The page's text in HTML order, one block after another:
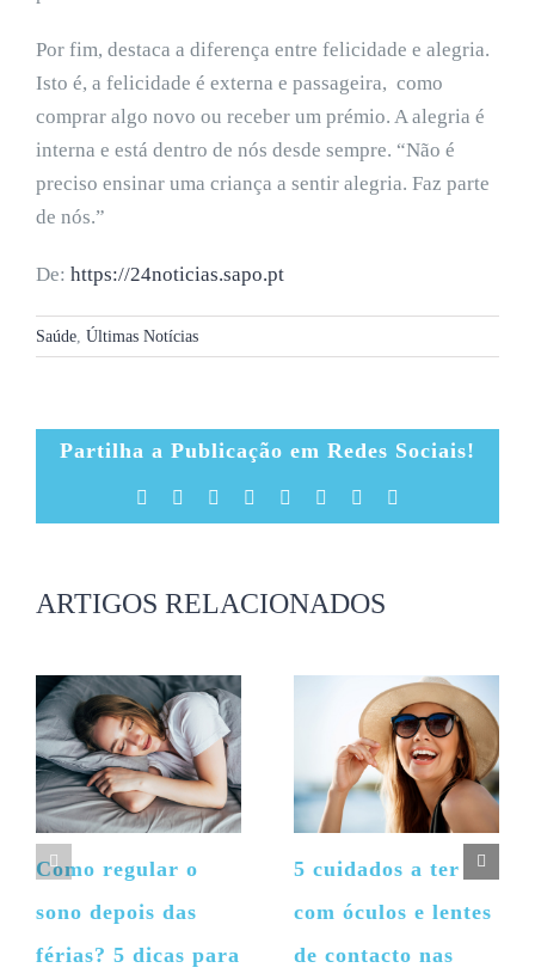
Por fim, destaca a diferença entre felicidade e alegria.
Isto é, a felicidade é externa e passageira, como
comprar algo novo ou receber um prémio. A alegria é
interna e está dentro de nós desde sempre. “Não é
preciso ensinar uma criança a sentir alegria. Faz parte
de nós.”
De: https://24noticias.sapo.pt
Saúde Últimas Notícias
Partilha a Publicação em Redes Sociais!
Facebook Reddit LinkedIn
TumblrPinterest
ARTIGOS RELACIONADOS
Como regular o
sono depois das
férias? 5 dicas para
5 cuidados a ter
com óculos e lentes
de contacto nas